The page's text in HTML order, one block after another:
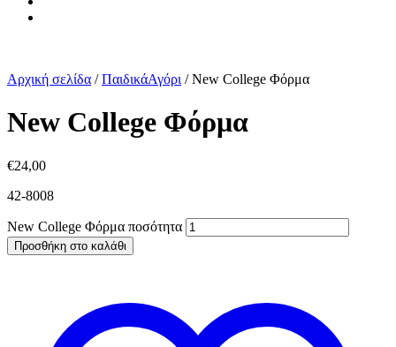
Αρχική σελίδα / ΠαιδικάΑγόρι /New College Φόρμα
New College Φόρμα
€24,00
42-8008
New College Φόρμα ποσότητα
Προσθήκη στο καλάθι